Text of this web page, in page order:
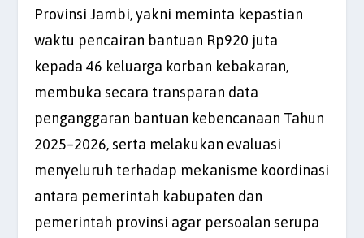
Provinsi Jambi, yakni meminta kepastian
waktu pencairan bantuan Rp920 juta
kepada 46 keluarga korban kebakaran,
membuka secara transparan data
penganggaran bantuan kebencanaan Tahun
2025–2026, serta melakukan evaluasi
menyeluruh terhadap mekanisme koordinasi
antara pemerintah kabupaten dan
pemerintah provinsi agar persoalan serupa